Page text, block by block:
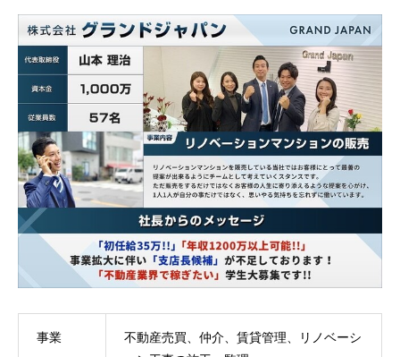
事業
不動産売買、仲介、賃貸管理、リノベーシ